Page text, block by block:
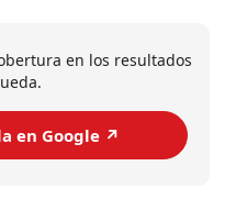
en los resultados
en Google ↗️